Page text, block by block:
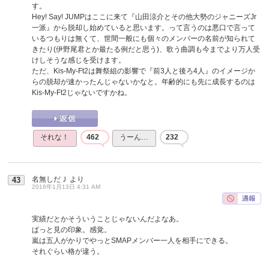
す。
Hey! Say! JUMPはここに来て『山田涼介とその他大勢のジャニーズJr
一派』から脱却し始めていると思います。って言うのは悪口で言って
いるつもりは無くて、世間一般にも個々のメンバーの名前が知られて
きたり(伊野尾君とか最たる例だと思う)、歌う曲調も今までより万人受
けしそうな感じを受けます。
ただ、Kis-My-Ft2は舞祭組の影響で『前3人と後ろ4人』のイメージか
らの脱却が速かったんじゃないかなと。年齢的にも先に成長するのは
Kis-My-Ft2じゃないですかね。
それな！ 462 うーん… 232
43 名無しだＪ より
2016年1月13日 4:31 AM
実績だとかそういうことじゃないんだよなあ。
ぱっと見の印象。感覚。
嵐は五人がかりでやっとSMAPメンバー一人を相手にできる。
それぐらい格が違う。